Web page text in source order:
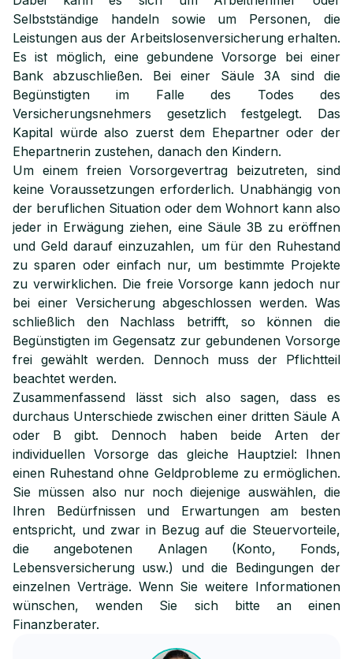
Selbstständige handeln sowie um Personen, die
Leistungen aus der Arbeitslosenversicherung erhalten.
Es ist möglich, eine gebundene Vorsorge bei einer
Bank abzuschließen. Bei einer Säule 3A sind die
Begünstigten im Falle des Todes des
Versicherungsnehmers gesetzlich festgelegt. Das
Kapital würde also zuerst dem Ehepartner oder der
Ehepartnerin zustehen, danach den Kindern.
Um einem freien Vorsorgevertrag beizutreten, sind
keine Voraussetzungen erforderlich. Unabhängig von
der beruflichen Situation oder dem Wohnort kann also
jeder in Erwägung ziehen, eine Säule 3B zu eröffnen
und Geld darauf einzuzahlen, um für den Ruhestand
zu sparen oder einfach nur, um bestimmte Projekte
zu verwirklichen. Die freie Vorsorge kann jedoch nur
bei einer Versicherung abgeschlossen werden. Was
schließlich den Nachlass betrifft, so können die
Begünstigten im Gegensatz zur gebundenen Vorsorge
frei gewählt werden. Dennoch muss der Pflichtteil
beachtet werden.
Zusammenfassend lässt sich also sagen, dass es
durchaus Unterschiede zwischen einer dritten Säule A
oder B gibt. Dennoch haben beide Arten der
individuellen Vorsorge das gleiche Hauptziel: Ihnen
einen Ruhestand ohne Geldprobleme zu ermöglichen.
Sie müssen also nur noch diejenige auswählen, die
Ihren Bedürfnissen und Erwartungen am besten
entspricht, und zwar in Bezug auf die Steuervorteile,
die angebotenen Anlagen (Konto, Fonds,
Lebensversicherung usw.) und die Bedingungen der
einzelnen Verträge. Wenn Sie weitere Informationen
wünschen, wenden Sie sich bitte an einen
Finanzberater.